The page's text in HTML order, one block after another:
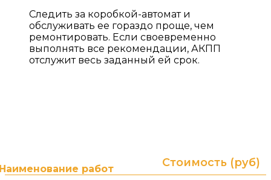
Следить за коробкой-автомат и
обслуживать ее гораздо проще, чем
ремонтировать. Если своевременно
выполнять все рекомендации, АКПП
отслужит весь заданный ей срок.
работ
Стоимость (руб)